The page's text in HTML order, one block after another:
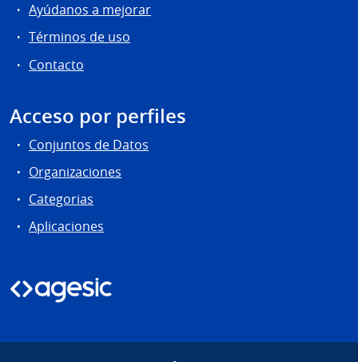
Ayúdanos a mejorar
Términos de uso
Contacto
Acceso por perfiles
Conjuntos de Datos
Organizaciones
Categorias
Aplicaciones